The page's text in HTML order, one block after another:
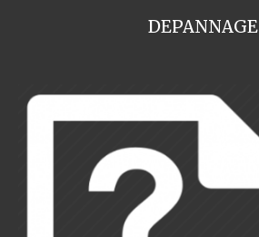
DEPANNAGE